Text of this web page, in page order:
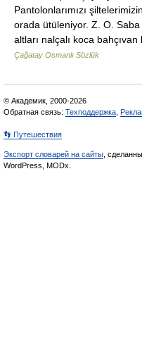
Pantolonlarımızı
orada ütüleniyor. Z. O. Saba
altları nalçalı koca
Çağatay Osmanlı Sözlük
© Академик, 2000-2026
Обратная связь: Техподдержка
👣 Путешествия
Экспорт словарей на сайты ,
WordPress, MODx.